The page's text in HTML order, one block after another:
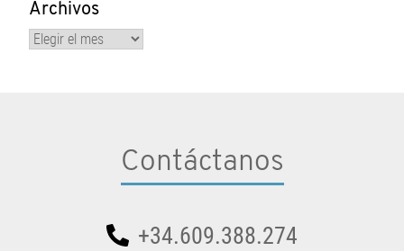
Archivos
Archivos
Contáctanos
+34.609.388.274